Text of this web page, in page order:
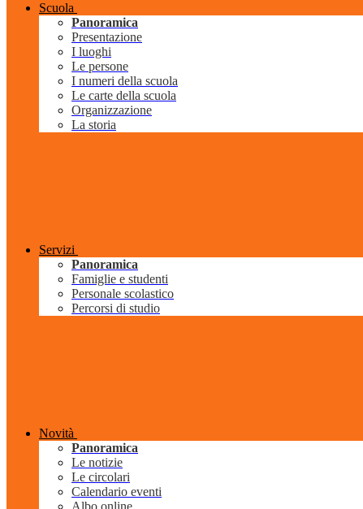
Scuola
Panoramica
Presentazione
I luoghi
Le persone
I numeri della scuola
Le carte della scuola
Organizzazione
La storia
Servizi
Panoramica
Famiglie e studenti
Personale scolastico
Percorsi di studio
Novità
Panoramica
Le notizie
Le circolari
Calendario eventi